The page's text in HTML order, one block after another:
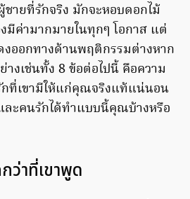
ายที่รักจริง มักจะหอบดอกไม้
มีค่ามากมายในทุกๆ โอกาส แต่
ออกทางด้านพฤติกรรมต่างหาก
งเช่นทั้ง 8 ข้อต่อไปนี้ คือความ
กที่เขามีให้แก่คุณจริงแท้แน่นอน
ละคนรักได้ทำแบบนี้คุณบ้างหรือ
ว่าที่เขาพูด